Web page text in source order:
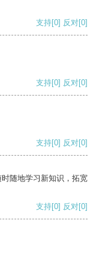
支持[0] 反对[0]
支持[0] 反对[0]
支持[0] 反对[0]
随地学习新知识，拓宽
支持[0] 反对[0]